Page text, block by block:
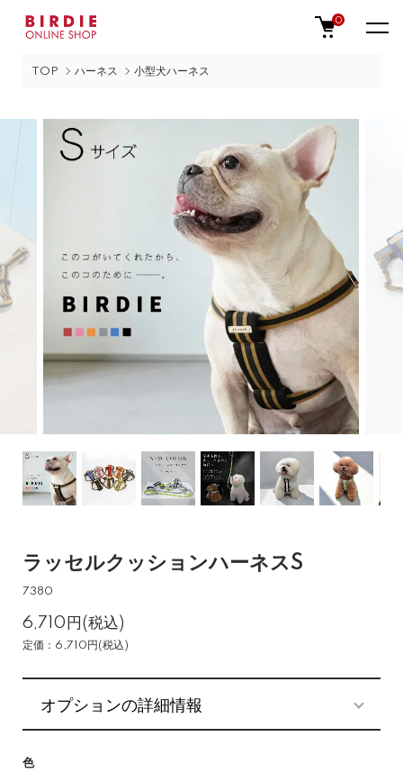
0
TOP ハーネス 小型犬ハーネス
ラッセルクッションハーネスS
7380
6,710円(税込)
定価：6,710円(税込)
オプションの詳細情報
色